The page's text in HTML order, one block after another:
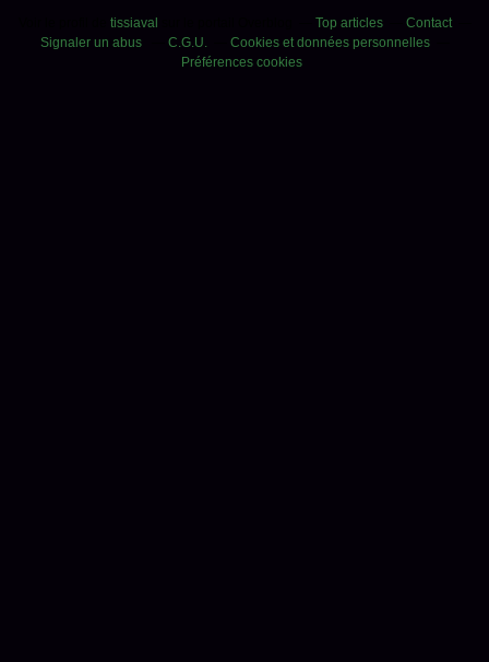
tissiaval Top articles
Contact
Signaler un abus
C.G.U.
Cookies et données personnelles
Préférences cookies